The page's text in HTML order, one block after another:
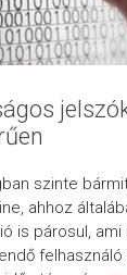
szinte
ahhoz
is párosul,